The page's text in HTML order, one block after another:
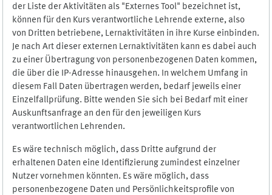
der Liste der Aktivitäten als "Externes Tool" bezeichnet ist,
können für den Kurs verantwortliche Lehrende externe, also
von Dritten betriebene, Lernaktivitäten in ihre Kurse einbinden.
Je nach Art dieser externen Lernaktivitäten kann es dabei auch
zu einer Übertragung von personenbezogenen Daten kommen,
die über die IP-Adresse hinausgehen. In welchem Umfang in
diesem Fall Daten übertragen werden, bedarf jeweils einer
Einzelfallprüfung. Bitte wenden Sie sich bei Bedarf mit einer
Auskunftsanfrage an den für den jeweiligen Kurs
verantwortlichen Lehrenden.
Es wäre technisch möglich, dass Dritte aufgrund der
erhaltenen Daten eine Identifizierung zumindest einzelner
Nutzer vornehmen könnten. Es wäre möglich, dass
personenbezogene Daten und Persönlichkeitsprofile von